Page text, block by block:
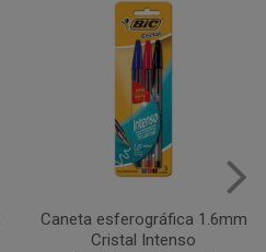
COLA EM BASTÃO 40G - LEO
& LEO